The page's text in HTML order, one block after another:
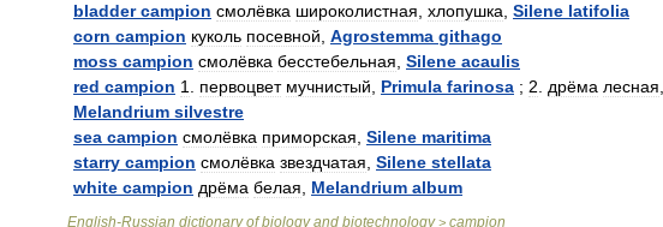
bladder campion смолёвка широколистная хлопушка Silene latifolia
corn campion куколь посевной Agrostemma githago
moss campion смолёвка бесстебельная Silene acaulis
red campion 1 первоцвет мучнистый Primula farinosa ; 2 дрёма лесная
Melandrium silvestre
sea campion смолёвка приморская Silene maritima
starry campion смолёвка звездчатая Silene stellata
white campion дрёма белая Melandrium album
English-Russian dictionary of biology and biotechnology> campion